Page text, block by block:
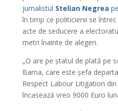
jurnalistul Stelian Negrea
în timp ce politicienii se
acte de seducere a
metri înainte de alegeri.
„O are pe ștatul de plată pe
Barna, care este șefa
Respect Labour Litigation
încasează vreo 9000 Euro